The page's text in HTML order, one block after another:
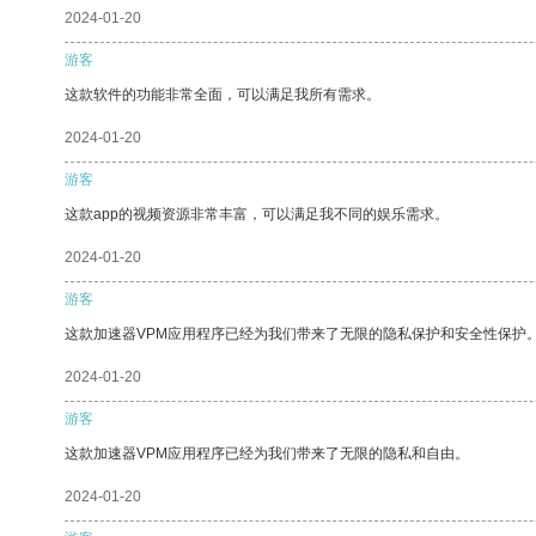
2024-01-20
游客
这款软件的功能非常全面，可以满足我所有需求。
2024-01-20
游客
这款app的视频资源非常丰富，可以满足我不同的娱乐需求。
2024-01-20
游客
这款加速器VPM应用程序已经为我们带来了无限的隐私保护和安全性保护
2024-01-20
游客
这款加速器VPM应用程序已经为我们带来了无限的隐私和自由。
2024-01-20